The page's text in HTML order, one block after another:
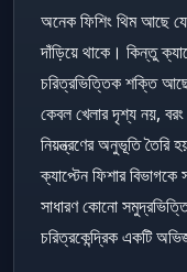
অনেক ফিশিং থিম আছে
দাঁড়িয়ে থাকে। কিন্তু
চরিত্রভিত্তিক শক্তি
কেবল খেলার দৃশ্য নয়,
নিয়ন্ত্রণের অনুভূতি তৈরি
ক্যাপ্টেন ফিশার
সাধারণ কোনো
চরিত্রকেন্দ্রিক একটি